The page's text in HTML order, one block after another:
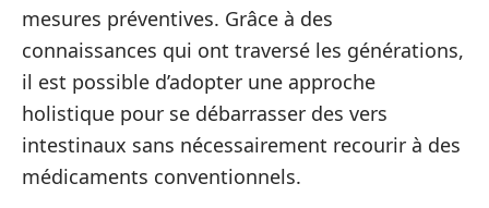
mesures préventives. Grâce à des
connaissances qui ont traversé les générations,
il est possible d’adopter une approche
holistique pour se débarrasser des vers
intestinaux sans nécessairement recourir à des
médicaments conventionnels.